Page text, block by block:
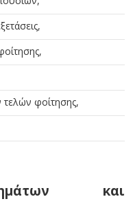
φοίτησης,
και